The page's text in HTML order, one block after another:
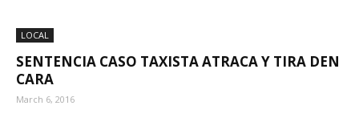
LOCAL
SENTENCIA CASO TAXISTA ATRACA Y TIRA DEN
CARA
March 6, 2016